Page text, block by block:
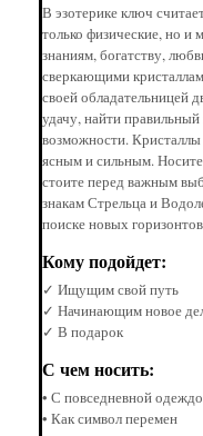
В эзотерике ключ
только физические, но и
знаниям, богатству,
сверкающими
своей обладательницей
удачу, найти
возможности. Кристаллы
ясным и сильным. Носите
стоите перед важным
знакам Стрельца и
поиске новых
Кому подойдет:
✓ Ищущим свой путь
✓ Начинающим новое
✓ В подарок
С чем носить:
• С повседневной
• Как символ перемен